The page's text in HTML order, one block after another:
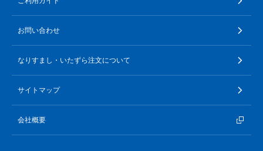
お問い合わせ
なりすまし・いたずら注文について
サイトマップ
会社概要